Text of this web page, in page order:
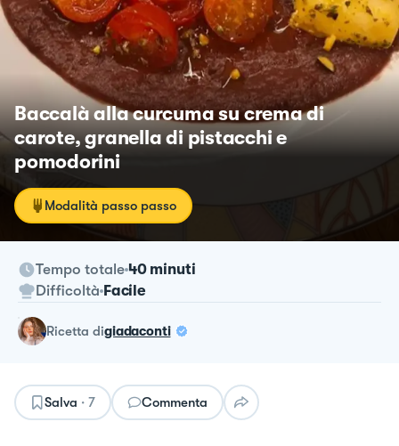
Baccalà alla curcuma su crema di
carote, granella di pistacchi e
pomodorini
Modalità passo passo
Tempo totale 40 minuti
Difficoltà Facile
ricetta digiadaconti
Salva · 7 Commenta